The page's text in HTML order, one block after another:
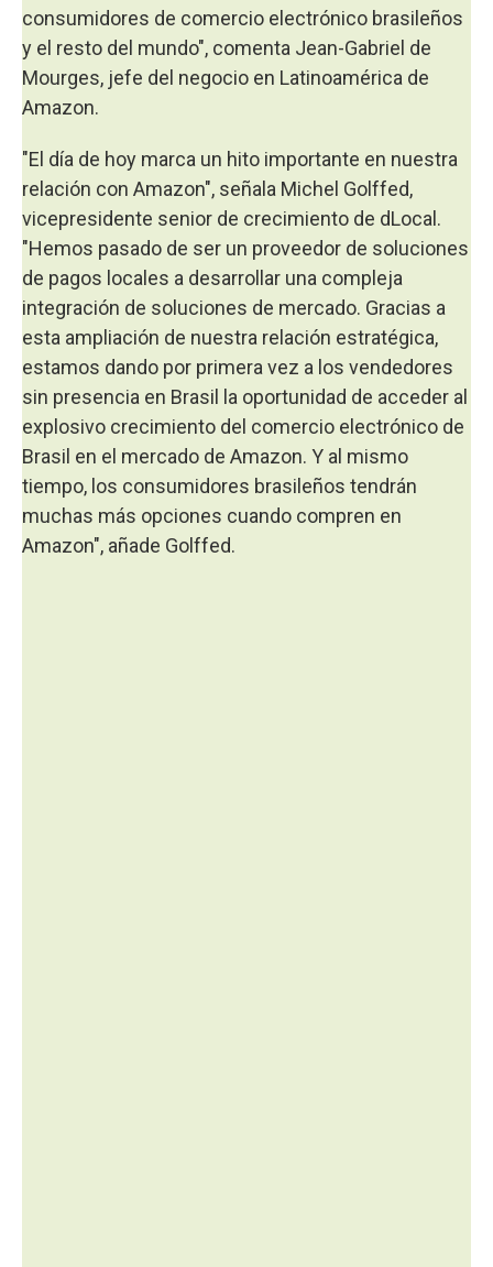
consumidores de comercio electrónico brasileños
y el resto del mundo", comenta Jean-Gabriel de
Mourges, jefe del negocio en Latinoamérica de
Amazon.
"El día de hoy marca un hito importante en nuestra
relación con Amazon", señala Michel Golffed,
vicepresidente senior de crecimiento de dLocal.
"Hemos pasado de ser un proveedor de soluciones
de pagos locales a desarrollar una compleja
integración de soluciones de mercado. Gracias a
esta ampliación de nuestra relación estratégica,
estamos dando por primera vez a los vendedores
sin presencia en Brasil la oportunidad de acceder al
explosivo crecimiento del comercio electrónico de
Brasil en el mercado de Amazon. Y al mismo
tiempo, los consumidores brasileños tendrán
muchas más opciones cuando compren en
Amazon", añade Golffed.